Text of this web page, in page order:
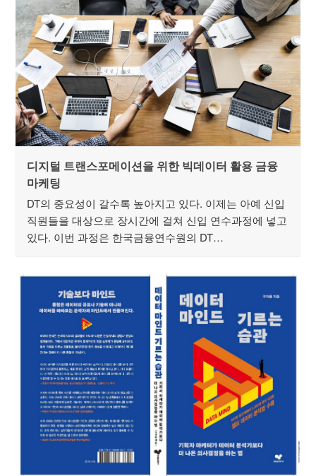
디지털 트랜스포메이션을 위한 빅데이터 활용 금융
마케팅
DT의 중요성이 갈수록 높아지고 있다. 이제는 아예 신입
직원들을 대상으로 장시간에 걸쳐 신입 연수과정에 넣고
있다. 이번 과정은 한국금융연수원의 DT…